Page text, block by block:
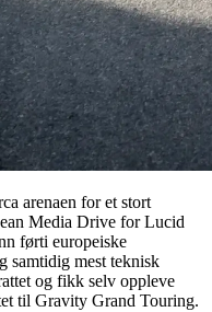
arenaen for et stort
Media Drive for Lucid
førti europeiske
samtidig mest teknisk
og fikk selv oppleve
til Gravity Grand Touring.